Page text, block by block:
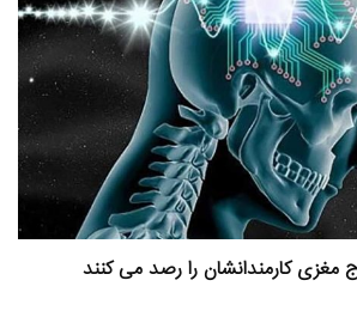
کارمندانشان را رصد می کنند